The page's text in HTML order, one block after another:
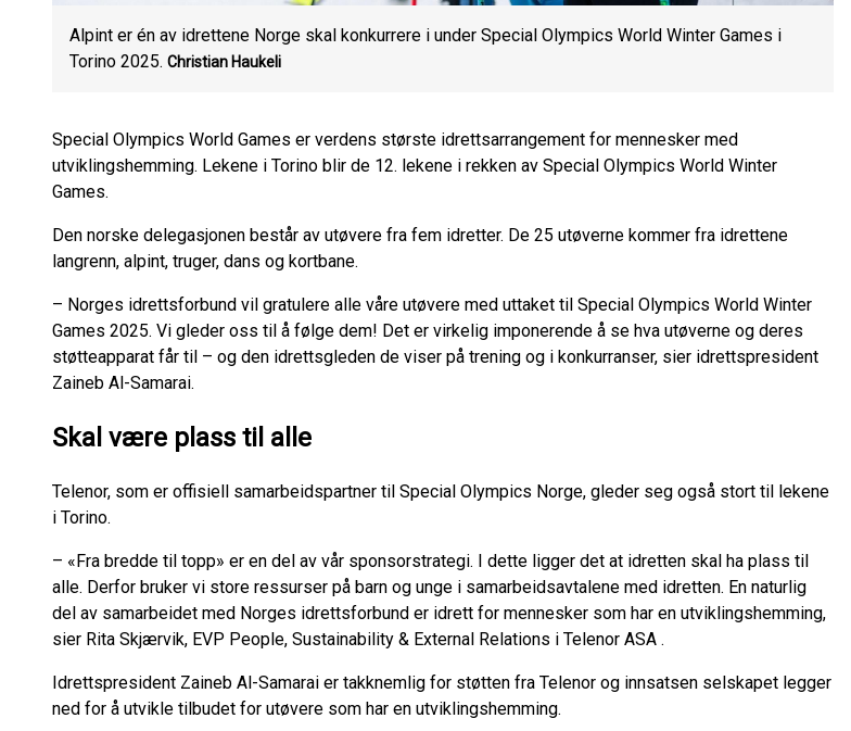
Alpint er én av idrettene Norge skal konkurrere i under Special Olympics World Winter Games i
Torino 2025. Christian Haukeli
Special Olympics World Games er verdens største idrettsarrangement for mennesker med
utviklingshemming. Lekene i Torino blir de 12. lekene i rekken av Special Olympics World Winter
Games.
Den norske delegasjonen består av utøvere fra fem idretter. De 25 utøverne kommer fra idrettene
langrenn, alpint, truger, dans og kortbane.
– Norges idrettsforbund vil gratulere alle våre utøvere med uttaket til Special Olympics World Winter
Games 2025. Vi gleder oss til å følge dem! Det er virkelig imponerende å se hva utøverne og deres
støtteapparat får til – og den idrettsgleden de viser på trening og i konkurranser, sier idrettspresident
Zaineb Al-Samarai.
Skal være plass til alle
Telenor, som er offisiell samarbeidspartner til Special Olympics Norge, gleder seg også stort til lekene
i Torino.
– «Fra bredde til topp» er en del av vår sponsorstrategi. I dette ligger det at idretten skal ha plass til
alle. Derfor bruker vi store ressurser på barn og unge i samarbeidsavtalene med idretten. En naturlig
del av samarbeidet med Norges idrettsforbund er idrett for mennesker som har en utviklingshemming,
sier Rita Skjærvik, EVP People, Sustainability & External Relations i Telenor ASA .
Idrettspresident Zaineb Al-Samarai er takknemlig for støtten fra Telenor og innsatsen selskapet legger
ned for å utvikle tilbudet for utøvere som har en utviklingshemming.